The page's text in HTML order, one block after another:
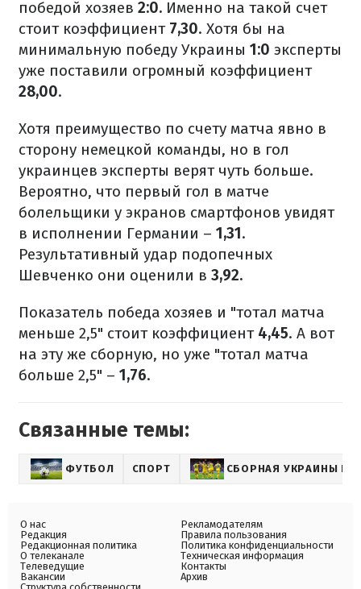
победой хозяев 2:0. Именно на такой счет
стоит коэффициент 7,30. Хотя бы на
минимальную победу Украины 1:0 эксперты
уже поставили огромный коэффициент
28,00.
Хотя преимущество по счету матча явно в
сторону немецкой команды, но в гол
украинцев эксперты верят чуть больше.
Вероятно, что первый гол в матче
болельщики у экранов смартфонов увидят
в исполнении Германии – 1,31.
Результативный удар подопечных
Шевченко они оценили в 3,92.
Показатель победа хозяев и "тотал матча
меньше 2,5" стоит коэффициент 4,45. А вот
на эту же сборную, но уже "тотал матча
больше 2,5" – 1,76.
Связанные темы:
ФУТБОЛ СПОРТ СБОРНАЯ УКРАИНЫ
О нас
Редакция
Редакционная политика
О телеканале
Телеведущие
Вакансии
Рекламодателям
Правила пользования
Политика конфиденциальности
Техническая информация
Контакты
Архив